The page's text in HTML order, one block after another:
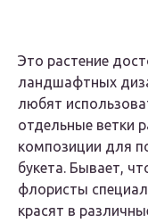
Это растение
ландшафтных
любят
отдельные ветки
композиции для
букета. Бывает,
флористы
красят в